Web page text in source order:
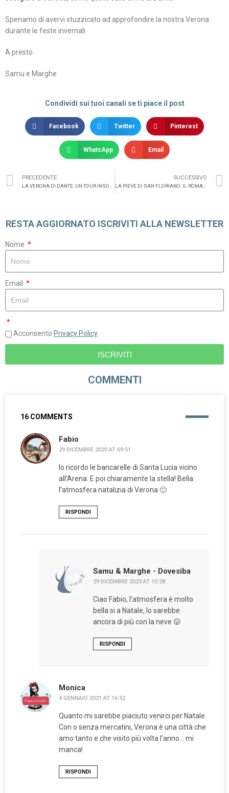
Speriamo di avervi stuzzicato ad approfondire la nostra Verona
durante le feste invernali
A presto
Samu e Marghe
Condividi sui tuoi canali se ti piace il post
Facebook Twitter Pinterest
WhatsApp Email
PRECEDENTE
LA VERONA DI DANTE: UN TOUR INSOLITO
SUCCESSIVO
LA PIEVE DI SAN FLORIANO: IL ROMANICO IN VALPOLICELLA
RESTA AGGIORNATO ISCRIVITI ALLA NEWSLETTER
Nome
Email
Acconsento Privacy Policy
ISCRIVITI
COMMENTI
16 COMMENTS
Fabio
29 DICEMBRE 2020 AT 09:51
Io ricordo le bancarelle di Santa Lucia vicino
all’Arena. E poi chiaramente la stella! Bella
l’atmosfera natalizia di Verona 🙂
RISPONDI
Samu & Marghe - Dovesiba
29 DICEMBRE 2020 AT 10:28
Ciao Fabio, l’atmosfera è molto
bella si a Natale, lo sarebbe
ancora di più con la neve 😛
RISPONDI
Monica
4 GENNAIO 2021 AT 16:52
Quanto mi sarebbe piaciuto venirci per Natale.
Con o senza mercatini, Verona è una città che
amo tanto e che visito più volta l’anno… mi
manca!
RISPONDI